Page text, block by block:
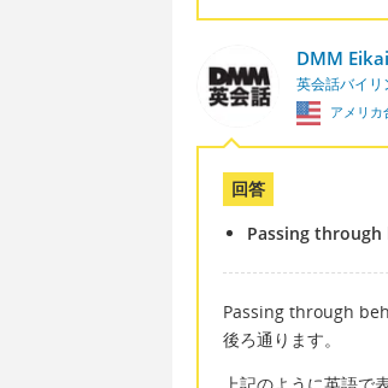
DMM
英会話バイリ
アメリカ
回答
Passing
Passing through
後ろ通ります。